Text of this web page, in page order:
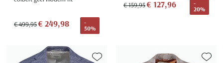
€ 499,95€ 249,98
-
50%
€ 159,95€ 127,96
-
20%